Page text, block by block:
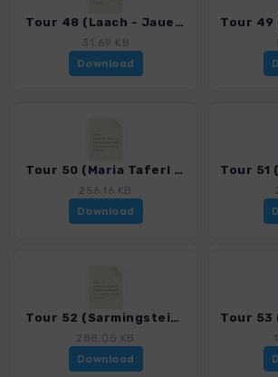
Tour 48 (Laach - Jauerling)_4050_2.gpx
31.69 KB
Download
Tour 50 (Maria Taferl - Artstetten)_4050_2.gpx
256.16 KB
Download
Tour 52 (Sarmingstein)_4050_2.gpx
288.05 KB
Download